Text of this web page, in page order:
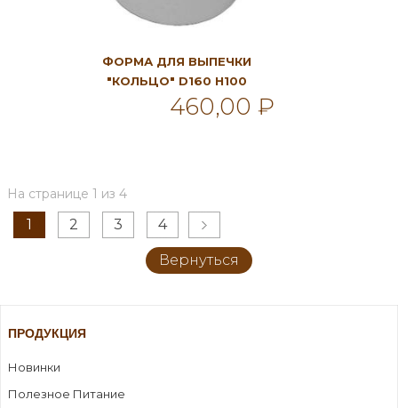
ФОРМА ДЛЯ ВЫПЕЧКИ
"КОЛЬЦО" D160 H100
460,00 ₽
На странице 1 из 4
1 2 3 4
Вернуться
ПРОДУКЦИЯ
Новинки
Полезное Питание